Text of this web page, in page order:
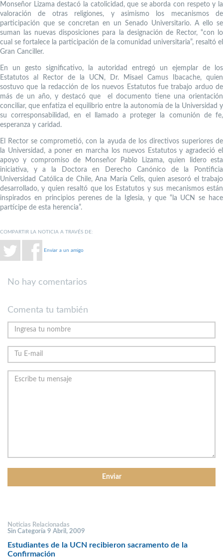
Monseñor Lizama destacó la catolicidad, que se aborda con respeto y la
valoración de otras religiones, y asimismo los mecanismos de
participación que se concretan en un Senado Universitario. A ello se
suman las nuevas disposiciones para la designación de Rector, “con lo
cual se fortalece la participación de la comunidad universitaria”, resaltó el
Gran Canciller.
En un gesto significativo, la autoridad entregó un ejemplar de los
Estatutos al Rector de la UCN, Dr. Misael Camus Ibacache, quien
sostuvo que la redacción de los nuevos Estatutos fue trabajo arduo de
más de un año, y destacó que el documento tiene una orientación
conciliar, que enfatiza el equilibrio entre la autonomía de la Universidad y
su corresponsabilidad, en el llamado a proteger la comunión de fe,
esperanza y caridad.
El Rector se comprometió, con la ayuda de los directivos superiores de
la Universidad, a poner en marcha los nuevos Estatutos y agradeció el
apoyo y compromiso de Monseñor Pablo Lizama, quien lidero esta
iniciativa, y a la Doctora en Derecho Canónico de la Pontificia
Universidad Católica de Chile, Ana María Celis, quien asesoró el trabajo
desarrollado, y quien resaltó que los Estatutos y sus mecanismos están
inspirados en principios perenes de la Iglesia, y que “la UCN se hace
partícipe de esta herencia”.
COMPARTIR LA NOTICIA A TRAVÉS DE:
Enviar a un amigo
No hay comentarios
Comenta tu también
Noticias Relacionadas
Sin Categoría 9 Abril, 2009
Estudiantes de la UCN recibieron sacramento de la
Confirmación